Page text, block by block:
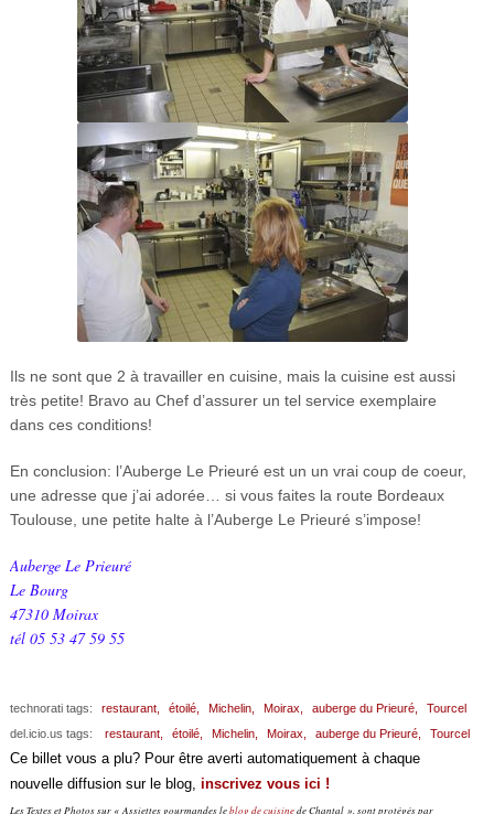
Ils ne sont que 2 à travailler en cuisine, mais la cuisine est aussi
très petite! Bravo au Chef d’assurer un tel service exemplaire
dans ces conditions!
En conclusion: l’Auberge Le Prieuré est un un vrai coup de coeur,
une adresse que j’ai adorée… si vous faites la route Bordeaux
Toulouse, une petite halte à l’Auberge Le Prieuré s’impose!
Auberge Le Prieuré
Le Bourg
47310 Moirax
tél 05 53 47 59 55
technorati tags: restaurant, étoilé, Michelin, Moirax, auberge du Prieuré,
Tourcel
del.icio.us tags:
restaurant, étoilé, Michelin, Moirax, auberge du Prieuré, Tourcel
Ce billet vous a plu? Pour être averti automatiquement à chaque
nouvelle diffusion sur le blog, inscrivez vous ici !
Les Textes et Photos sur « Assiettes gourmandes leblog de cuisinede Chantal », sont protégés par